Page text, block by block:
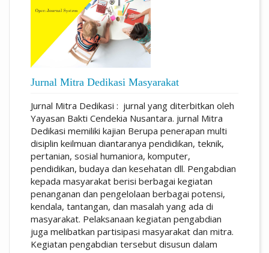
Jurnal Mitra Dedikasi Masyarakat
Jurnal Mitra Dedikasi : jurnal yang diterbitkan oleh
Yayasan Bakti Cendekia Nusantara. jurnal Mitra
Dedikasi memiliki kajian Berupa penerapan multi
disiplin keilmuan diantaranya pendidikan, teknik,
pertanian, sosial humaniora, komputer,
pendidikan, budaya dan kesehatan dll. Pengabdian
kepada masyarakat berisi berbagai kegiatan
penanganan dan pengelolaan berbagai potensi,
kendala, tantangan, dan masalah yang ada di
masyarakat. Pelaksanaan kegiatan pengabdian
juga melibatkan partisipasi masyarakat dan mitra.
Kegiatan pengabdian tersebut disusun dalam